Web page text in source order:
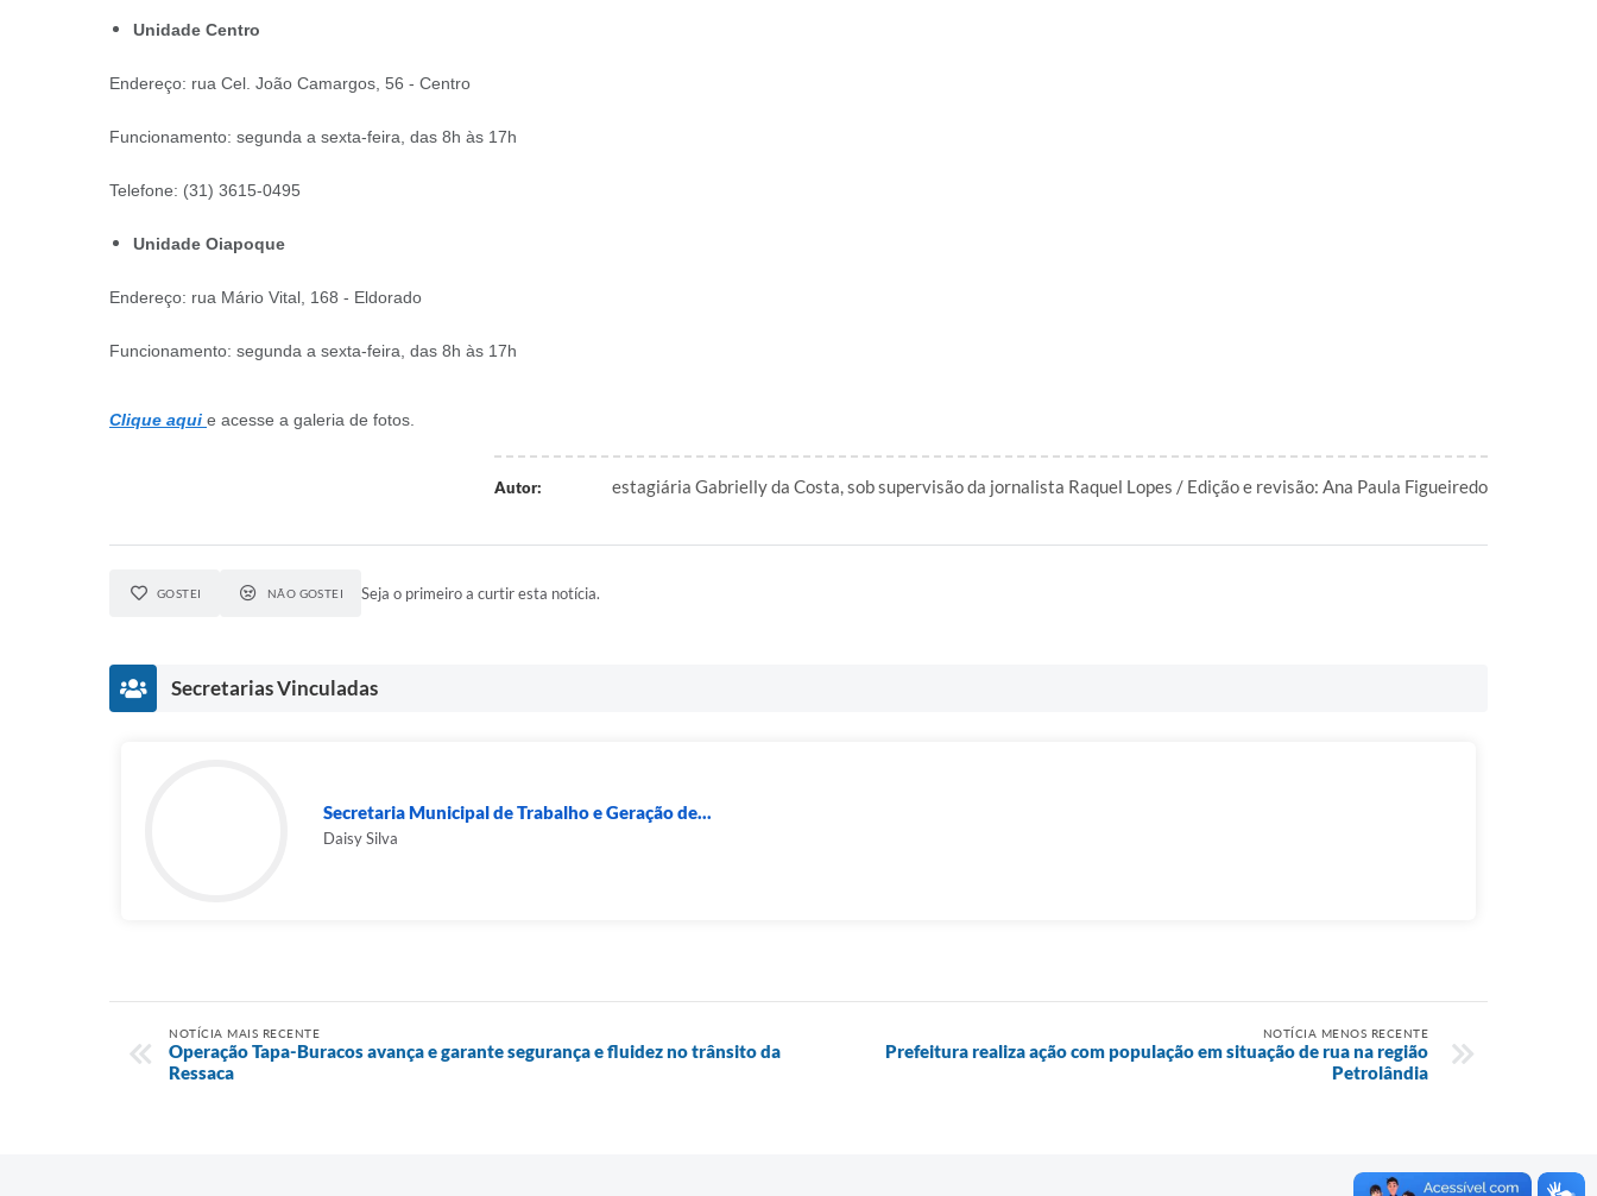
Unidade Centro
Endereço: rua Cel. João Camargos, 56 - Centro
Funcionamento: segunda a sexta-feira, das 8h às 17h
Telefone: (31) 3615-0495
Unidade Oiapoque
Endereço: rua Mário Vital, 168 - Eldorado
Funcionamento: segunda a sexta-feira, das 8h às 17h
Clique aqui e acesse a galeria de fotos.
Autor: estagiária Gabrielly da Costa, sob supervisão da jornalista Raquel Lopes / Edição e revisão: Ana Paula Figueiredo
GOSTEI NÃO GOSTEI Seja o primeiro a curtir esta notícia.
Secretarias Vinculadas
Secretaria Municipal de Trabalho e Geração de...
Daisy Silva
NOTÍCIA MAIS RECENTE
Operação Tapa-Buracos avança e garante segurança e fluidez no trânsito da
Ressaca
NOTÍCIA MENOS RECENTE
Prefeitura realiza ação com população em situação de rua na região
Petrolândia